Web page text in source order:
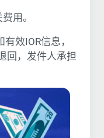
用。
效IOR信息，
回，发件人承担